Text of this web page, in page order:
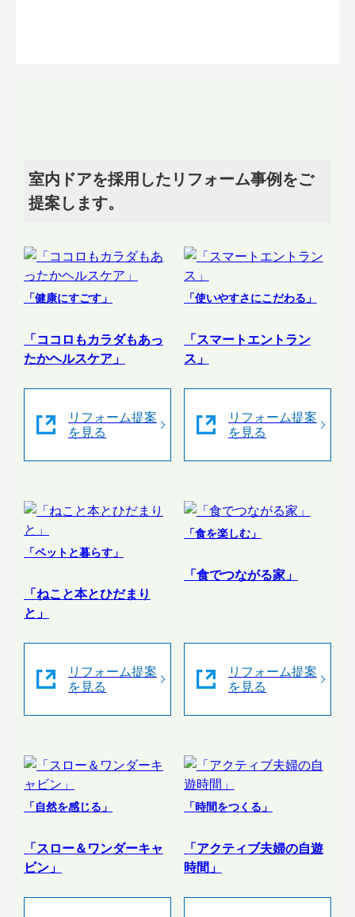
室内ドアを採用したリフォーム事例をご
提案します。
「健康にすごす」
「ココロもカラダもあっ
たかヘルスケア」
リフォーム提案
を見る
「使いやすさにこだわる」
「スマートエントラン
ス」
リフォーム提案
を見る
「ペットと暮らす」
「ねこと本とひだまり
と」
リフォーム提案
を見る
「食を楽しむ」
「食でつながる家」
リフォーム提案
を見る
「自然を感じる」
「スロー＆ワンダーキャ
ビン」
「時間をつくる」
「アクティブ夫婦の自遊
時間」